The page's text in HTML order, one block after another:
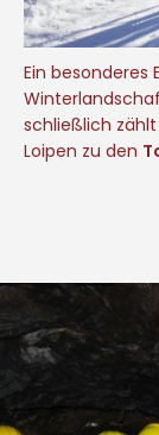
Ein besonderes
schließlich
Loipen zu den